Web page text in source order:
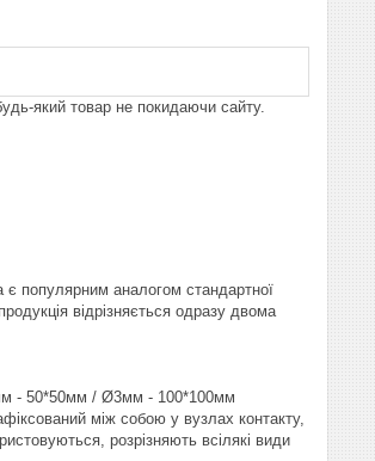
який товар не покидаючи сайту.
є популярним аналогом стандартної
відрізняється одразу двома
- 50*50мм / Ø3мм - 100*100мм
між собою у вузлах контакту,
розрізняють всілякі види